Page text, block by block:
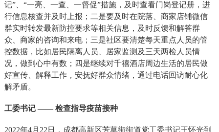
记”、“一亮、一查、一督促”措施，及时查看门岗登记册，进
行信息核查并及时上报；二是要及时在院落、商家店铺微信
群实时转发最新防控要求等相关信息，及时反馈和解答群
众、商家的咨询和来电；三是社区要清楚每天重点人员的管
控数据，比如居民隔离人员、居家监测及三天两检人员情
况，做到心中有数；四是继续对千禧酒店周边生活的居民做
好宣传、解释工作，安抚好群众情绪，通过电话回访耐心化
解矛盾。
工委书记 —— 检查指导疫苗接种
2022年4月22日，成都高新区芳草街街道党工委书记王怀光到